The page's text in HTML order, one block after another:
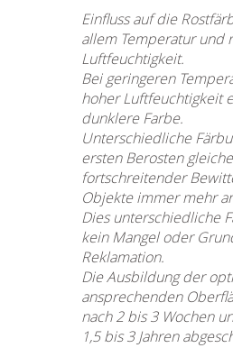
Einfluss auf die
allem Temperatur und
Luftfeuchtigkeit.
Bei geringeren
hoher Luftfeuchtigkeit
dunklere Farbe.
Unterschiedliche
ersten Berosten
fortschreitender
Objekte immer mehr
Dies unterschiedliche
kein Mangel oder
Reklamation.
Die Ausbildung der
ansprechenden
nach 2 bis 3 Wochen
1,5 bis 3 Jahren